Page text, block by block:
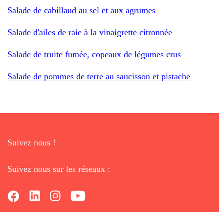
Salade de cabillaud au sel et aux agrumes
Salade d'ailes de raie à la vinaigrette citronnée
Salade de truite fumée, copeaux de légumes crus
Salade de pommes de terre au saucisson et pistache
Suivez nous !
Suivez nous sur les réseaux :